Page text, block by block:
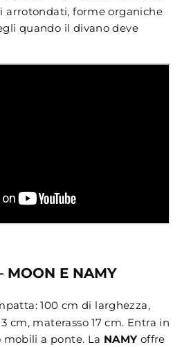
arrotondati, forme organiche
quando il divano deve
MOON E NAMY
100 cm di larghezza,
cm, materasso 17 cm. Entra in
mobili a ponte. La NAMYoffre